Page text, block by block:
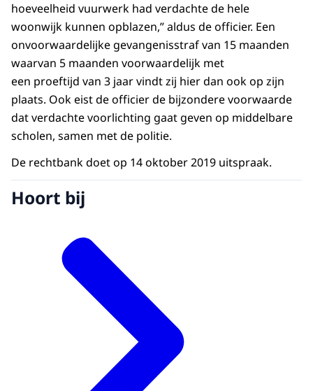
hoeveelheid vuurwerk had verdachte de hele
woonwijk kunnen opblazen,” aldus de officier. Een
onvoorwaardelijke gevangenisstraf van 15 maanden
waarvan 5 maanden voorwaardelijk met
een proeftijd van 3 jaar vindt zij hier dan ook op zijn
plaats. Ook eist de officier de bijzondere voorwaarde
dat verdachte voorlichting gaat geven op middelbare
scholen, samen met de politie.
De rechtbank doet op 14 oktober 2019 uitspraak.
Hoort bij